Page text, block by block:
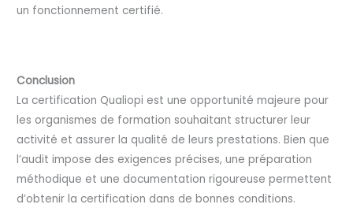
un fonctionnement certifié.
Conclusion
La certification Qualiopi est une opportunité majeure pour
les organismes de formation souhaitant structurer leur
activité et assurer la qualité de leurs prestations. Bien que
l’audit impose des exigences précises, une préparation
méthodique et une documentation rigoureuse permettent
d’obtenir la certification dans de bonnes conditions.